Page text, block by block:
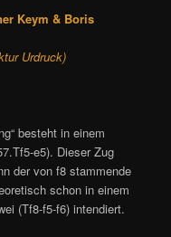
Keym & Boris
Urdruck)
besteht in einem
e5). Dieser Zug
der von f8 stammende
schon in einem
(Tf8-f5-f6) intendiert.